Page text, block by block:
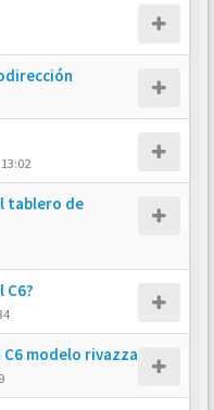
tablero de
C6?
modelo rivazza